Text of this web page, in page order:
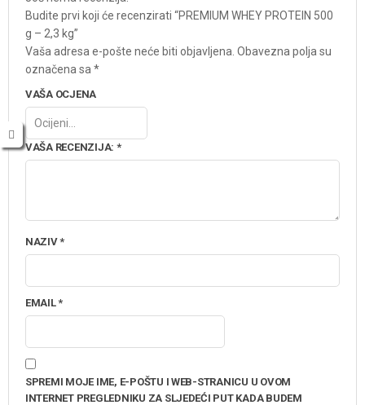
Budite prvi koji će recenzirati “PREMIUM WHEY PROTEIN 500
g – 2,3 kg”
Vaša adresa e-pošte neće biti objavljena. Obavezna polja su
označena sa *
VAŠA OCJENA
VAŠA RECENZIJA: *
NAZIV*
EMAIL*
SPREMI MOJE IME, E-POŠTU I WEB-STRANICU U OVOM
INTERNET PREGLEDNIKU ZA SLJEDEĆI PUT KADA BUDEM